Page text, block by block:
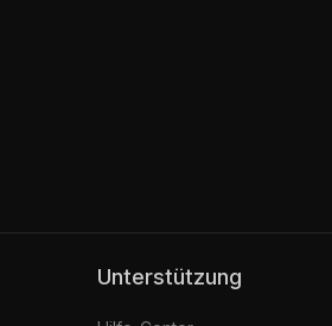
Unterstützung